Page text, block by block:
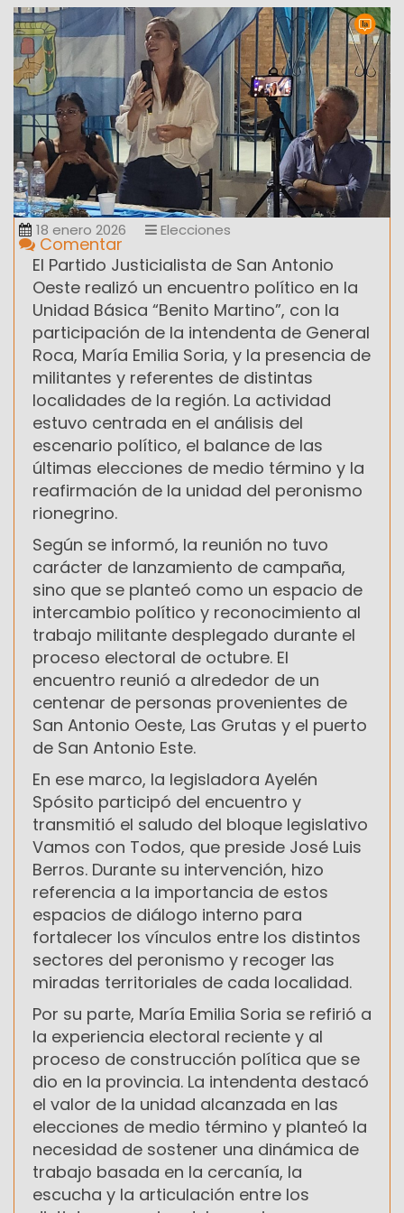
18 enero 2026 Elecciones
Comentar
El Partido Justicialista de San Antonio
Oeste realizó un encuentro político en la
Unidad Básica “Benito Martino”, con la
participación de la intendenta de General
Roca, María Emilia Soria, y la presencia de
militantes y referentes de distintas
localidades de la región. La actividad
estuvo centrada en el análisis del
escenario político, el balance de las
últimas elecciones de medio término y la
reafirmación de la unidad del peronismo
rionegrino.
Según se informó, la reunión no tuvo
carácter de lanzamiento de campaña,
sino que se planteó como un espacio de
intercambio político y reconocimiento al
trabajo militante desplegado durante el
proceso electoral de octubre. El
encuentro reunió a alrededor de un
centenar de personas provenientes de
San Antonio Oeste, Las Grutas y el puerto
de San Antonio Este.
En ese marco, la legisladora Ayelén
Spósito participó del encuentro y
transmitió el saludo del bloque legislativo
Vamos con Todos, que preside José Luis
Berros. Durante su intervención, hizo
referencia a la importancia de estos
espacios de diálogo interno para
fortalecer los vínculos entre los distintos
sectores del peronismo y recoger las
miradas territoriales de cada localidad.
Por su parte, María Emilia Soria se refirió a
la experiencia electoral reciente y al
proceso de construcción política que se
dio en la provincia. La intendenta destacó
el valor de la unidad alcanzada en las
elecciones de medio término y planteó la
necesidad de sostener una dinámica de
trabajo basada en la cercanía, la
escucha y la articulación entre los